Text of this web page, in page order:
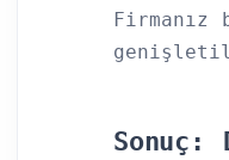
Firmanız